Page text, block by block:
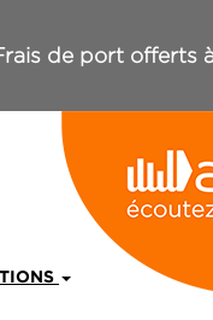
de port offerts